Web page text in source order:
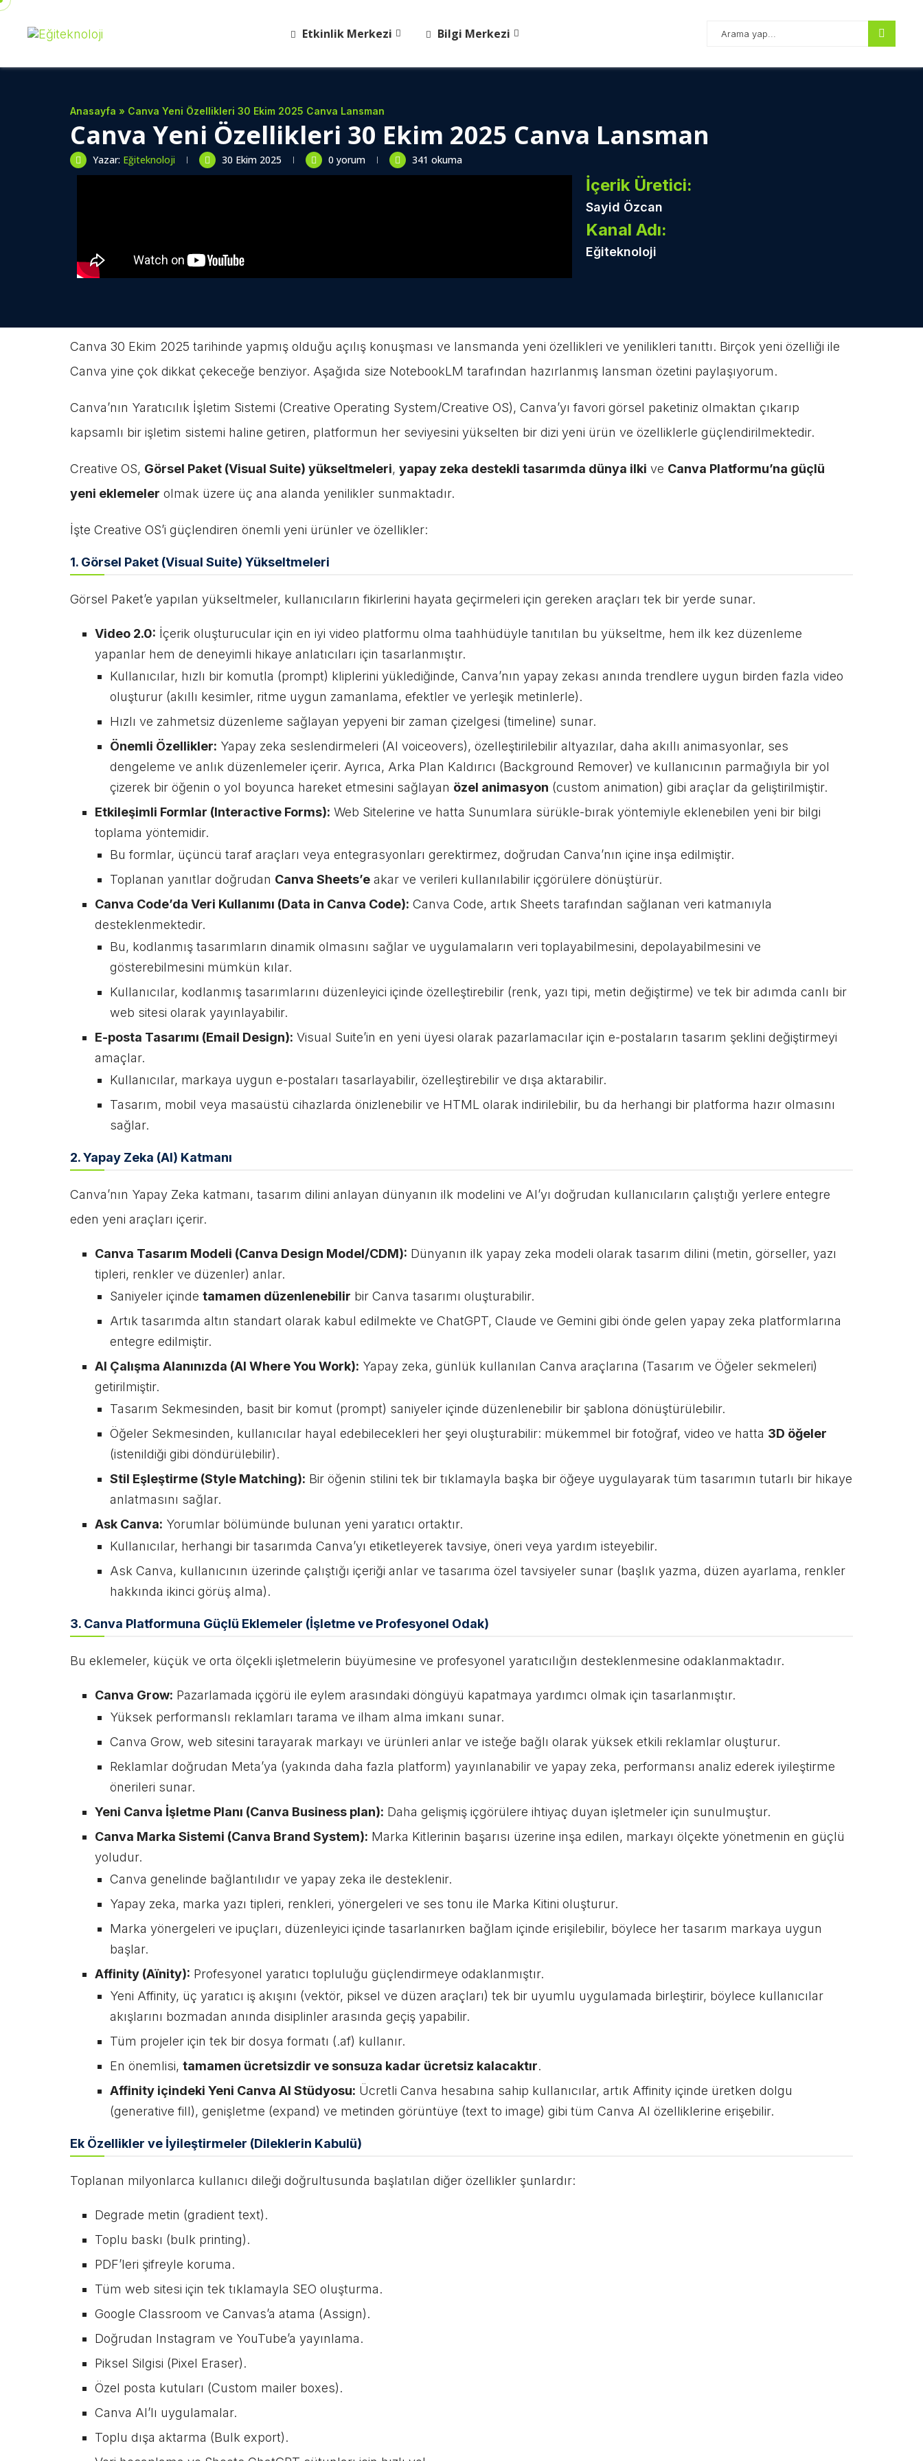
Etkinlik Merkezi Bilgi Merkezi
Anasayfa » Canva Yeni Özellikleri 30 Ekim 2025 Canva Lansman
Canva Yeni Özellikleri 30 Ekim 2025 Canva Lansman
Yazar: Eğiteknoloji 30 Ekim 2025 0 yorum 341 okuma
İçerik Üretici:
Sayid Özcan
Kanal Adı:
Eğiteknoloji
Canva 30 Ekim 2025 tarihinde yapmış olduğu açılış konuşması ve lansmanda yeni özellikleri ve yenilikleri tanıttı. Birçok yeni özelliği ile
Canva yine çok dikkat çekeceğe benziyor. Aşağıda size NotebookLM tarafından hazırlanmış lansman özetini paylaşıyorum.
Canva’nın Yaratıcılık İşletim Sistemi (Creative Operating System/Creative OS), Canva’yı favori görsel paketiniz olmaktan çıkarıp
kapsamlı bir işletim sistemi haline getiren, platformun her seviyesini yükselten bir dizi yeni ürün ve özelliklerle güçlendirilmektedir.
Creative OS, Görsel Paket (Visual Suite) yükseltmeleri, yapay zeka destekli tasarımda dünya ilki ve Canva Platformu’na güçlü
yeni eklemeler olmak üzere üç ana alanda yenilikler sunmaktadır.
İşte Creative OS’i güçlendiren önemli yeni ürünler ve özellikler:
1. Görsel Paket (Visual Suite) Yükseltmeleri
Görsel Paket’e yapılan yükseltmeler, kullanıcıların fikirlerini hayata geçirmeleri için gereken araçları tek bir yerde sunar.
Video 2.0: İçerik oluşturucular için en iyi video platformu olma taahhüdüyle tanıtılan bu yükseltme, hem ilk kez düzenleme
yapanlar hem de deneyimli hikaye anlatıcıları için tasarlanmıştır.
Kullanıcılar, hızlı bir komutla (prompt) kliplerini yüklediğinde, Canva’nın yapay zekası anında trendlere uygun birden fazla video
oluşturur (akıllı kesimler, ritme uygun zamanlama, efektler ve yerleşik metinlerle).
Hızlı ve zahmetsiz düzenleme sağlayan yepyeni bir zaman çizelgesi (timeline) sunar.
Önemli Özellikler: Yapay zeka seslendirmeleri (AI voiceovers), özelleştirilebilir altyazılar, daha akıllı animasyonlar, ses
dengeleme ve anlık düzenlemeler içerir. Ayrıca, Arka Plan Kaldırıcı (Background Remover) ve kullanıcının parmağıyla bir yol
çizerek bir öğenin o yol boyunca hareket etmesini sağlayan özel animasyon (custom animation) gibi araçlar da geliştirilmiştir.
Etkileşimli Formlar (Interactive Forms): Web Sitelerine ve hatta Sunumlara sürükle-bırak yöntemiyle eklenebilen yeni bir bilgi
toplama yöntemidir.
Bu formlar, üçüncü taraf araçları veya entegrasyonları gerektirmez, doğrudan Canva’nın içine inşa edilmiştir.
Toplanan yanıtlar doğrudan Canva Sheets’e akar ve verileri kullanılabilir içgörülere dönüştürür.
Canva Code’da Veri Kullanımı (Data in Canva Code): Canva Code, artık Sheets tarafından sağlanan veri katmanıyla
desteklenmektedir.
Bu, kodlanmış tasarımların dinamik olmasını sağlar ve uygulamaların veri toplayabilmesini, depolayabilmesini ve
gösterebilmesini mümkün kılar.
Kullanıcılar, kodlanmış tasarımlarını düzenleyici içinde özelleştirebilir (renk, yazı tipi, metin değiştirme) ve tek bir adımda canlı bir
web sitesi olarak yayınlayabilir.
E-posta Tasarımı (Email Design): Visual Suite’in en yeni üyesi olarak pazarlamacılar için e-postaların tasarım şeklini değiştirmeyi
amaçlar.
Kullanıcılar, markaya uygun e-postaları tasarlayabilir, özelleştirebilir ve dışa aktarabilir.
Tasarım, mobil veya masaüstü cihazlarda önizlenebilir ve HTML olarak indirilebilir, bu da herhangi bir platforma hazır olmasını
sağlar.
2. Yapay Zeka (AI) Katmanı
Canva’nın Yapay Zeka katmanı, tasarım dilini anlayan dünyanın ilk modelini ve AI’yı doğrudan kullanıcıların çalıştığı yerlere entegre
eden yeni araçları içerir.
Canva Tasarım Modeli (Canva Design Model/CDM): Dünyanın ilk yapay zeka modeli olarak tasarım dilini (metin, görseller, yazı
tipleri, renkler ve düzenler) anlar.
Saniyeler içinde tamamen düzenlenebilir bir Canva tasarımı oluşturabilir.
Artık tasarımda altın standart olarak kabul edilmekte ve ChatGPT, Claude ve Gemini gibi önde gelen yapay zeka platformlarına
entegre edilmiştir.
AI Çalışma Alanınızda (AI Where You Work): Yapay zeka, günlük kullanılan Canva araçlarına (Tasarım ve Öğeler sekmeleri)
getirilmiştir.
Tasarım Sekmesinden, basit bir komut (prompt) saniyeler içinde düzenlenebilir bir şablona dönüştürülebilir.
Öğeler Sekmesinden, kullanıcılar hayal edebilecekleri her şeyi oluşturabilir: mükemmel bir fotoğraf, video ve hatta 3D öğeler
(istenildiği gibi döndürülebilir).
Stil Eşleştirme (Style Matching): Bir öğenin stilini tek bir tıklamayla başka bir öğeye uygulayarak tüm tasarımın tutarlı bir hikaye
anlatmasını sağlar.
Ask Canva: Yorumlar bölümünde bulunan yeni yaratıcı ortaktır.
Kullanıcılar, herhangi bir tasarımda Canva’yı etiketleyerek tavsiye, öneri veya yardım isteyebilir.
Ask Canva, kullanıcının üzerinde çalıştığı içeriği anlar ve tasarıma özel tavsiyeler sunar (başlık yazma, düzen ayarlama, renkler
hakkında ikinci görüş alma).
3. Canva Platformuna Güçlü Eklemeler (İşletme ve Profesyonel Odak)
Bu eklemeler, küçük ve orta ölçekli işletmelerin büyümesine ve profesyonel yaratıcılığın desteklenmesine odaklanmaktadır.
Canva Grow: Pazarlamada içgörü ile eylem arasındaki döngüyü kapatmaya yardımcı olmak için tasarlanmıştır.
Yüksek performanslı reklamları tarama ve ilham alma imkanı sunar.
Canva Grow, web sitesini tarayarak markayı ve ürünleri anlar ve isteğe bağlı olarak yüksek etkili reklamlar oluşturur.
Reklamlar doğrudan Meta’ya (yakında daha fazla platform) yayınlanabilir ve yapay zeka, performansı analiz ederek iyileştirme
önerileri sunar.
Yeni Canva İşletme Planı (Canva Business plan): Daha gelişmiş içgörülere ihtiyaç duyan işletmeler için sunulmuştur.
Canva Marka Sistemi (Canva Brand System): Marka Kitlerinin başarısı üzerine inşa edilen, markayı ölçekte yönetmenin en güçlü
yoludur.
Canva genelinde bağlantılıdır ve yapay zeka ile desteklenir.
Yapay zeka, marka yazı tipleri, renkleri, yönergeleri ve ses tonu ile Marka Kitini oluşturur.
Marka yönergeleri ve ipuçları, düzenleyici içinde tasarlanırken bağlam içinde erişilebilir, böylece her tasarım markaya uygun
başlar.
Affinity (Aïnity): Profesyonel yaratıcı topluluğu güçlendirmeye odaklanmıştır.
Yeni Affinity, üç yaratıcı iş akışını (vektör, piksel ve düzen araçları) tek bir uyumlu uygulamada birleştirir, böylece kullanıcılar
akışlarını bozmadan anında disiplinler arasında geçiş yapabilir.
Tüm projeler için tek bir dosya formatı (.af) kullanır.
En önemlisi, tamamen ücretsizdir ve sonsuza kadar ücretsiz kalacaktır.
Affinity içindeki Yeni Canva AI Stüdyosu: Ücretli Canva hesabına sahip kullanıcılar, artık Affinity içinde üretken dolgu
(generative fill), genişletme (expand) ve metinden görüntüye (text to image) gibi tüm Canva AI özelliklerine erişebilir.
Ek Özellikler ve İyileştirmeler (Dileklerin Kabulü)
Toplanan milyonlarca kullanıcı dileği doğrultusunda başlatılan diğer özellikler şunlardır:
Degrade metin (gradient text).
Toplu baskı (bulk printing).
PDF’leri şifreyle koruma.
Tüm web sitesi için tek tıklamayla SEO oluşturma.
Google Classroom ve Canvas’a atama (Assign).
Doğrudan Instagram ve YouTube’a yayınlama.
Piksel Silgisi (Pixel Eraser).
Özel posta kutuları (Custom mailer boxes).
Canva AI’lı uygulamalar.
Toplu dışa aktarma (Bulk export).